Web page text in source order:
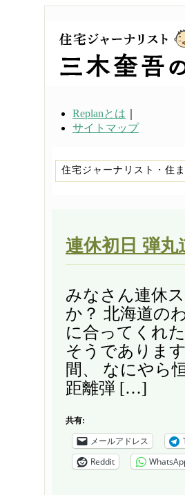
Replanとは
サイトマップ
住宅ジャーナリスト・住
連休初日 弾
みなさん連休
か？ 北海道の
に合ってくれ
そうでありま
間、 なにやら
距離弾 […]
共有:
メールアドレス
Reddit